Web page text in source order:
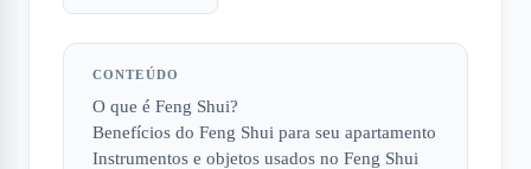
CONTEÚDO
O que é Feng Shui?
Benefícios do Feng Shui para seu apartamento
Instrumentos e objetos usados no Feng Shui